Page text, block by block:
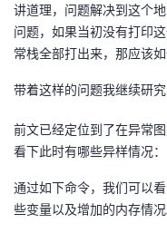
讲道理，问题解决到这个
问题，如果当初没有打印
常栈全部打出来，那应该如
带着这样的问题我继续研
前文已经定位到了在异常
看下此时有哪些异样情况：
通过如下命令，我们可以
些变量以及增加的内存情况